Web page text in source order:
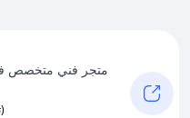
متجر فني متخصص
(0 تقييمات)